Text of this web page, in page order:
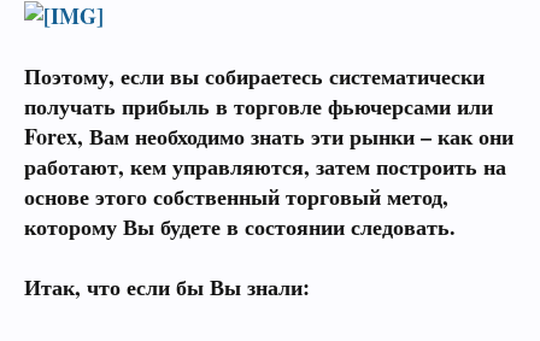
Поэтому, если вы собираетесь систематически
получать прибыль в торговлефьючерсамиили
Forex, Вам необходимо знать эти рынки –как они
работают, кем управляются, затем построить на
основе этого собственный торговый метод,
которому Вы будете в состоянии следовать.
Итак, что если бы Вы знали: